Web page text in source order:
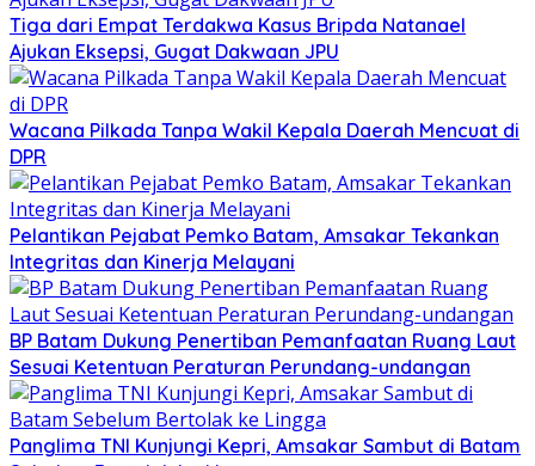
Tiga dari Empat Terdakwa Kasus Bripda Natanael
Ajukan Eksepsi, Gugat Dakwaan JPU
Wacana Pilkada Tanpa Wakil Kepala Daerah Mencuat di
DPR
Pelantikan Pejabat Pemko Batam, Amsakar Tekankan
Integritas dan Kinerja Melayani
BP Batam Dukung Penertiban Pemanfaatan Ruang Laut
Sesuai Ketentuan Peraturan Perundang-undangan
Panglima TNI Kunjungi Kepri, Amsakar Sambut di Batam